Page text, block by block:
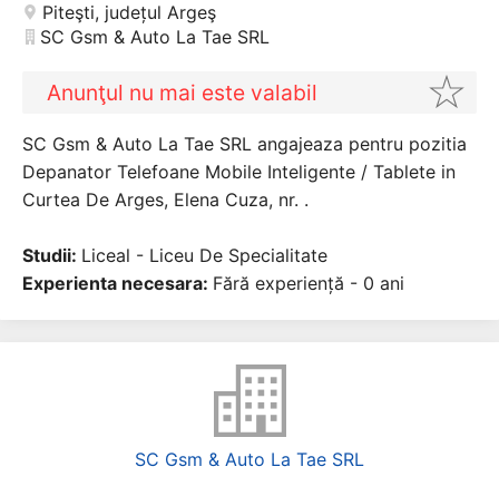
Piteşti, județul Argeş
SC Gsm & Auto La Tae SRL
Anunţul nu mai este valabil
SC Gsm & Auto La Tae SRL angajeaza pentru pozitia
Depanator Telefoane Mobile Inteligente / Tablete in
Curtea De Arges, Elena Cuza, nr. .
Studii: Liceal - Liceu De Specialitate
Experienta necesara: Fără experiență - 0 ani
SC Gsm & Auto La Tae SRL